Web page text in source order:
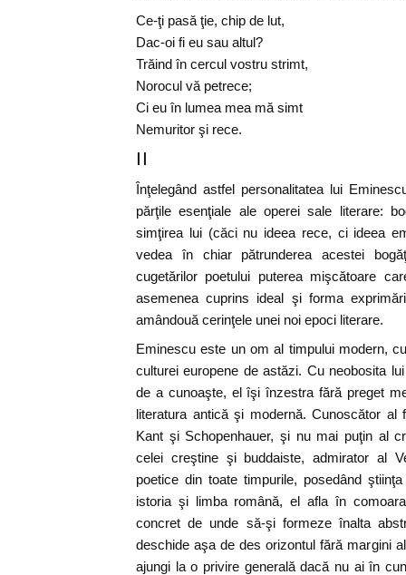
Ce-ţi pasă ţie, chip de lut,
Dac-oi fi eu sau altul?
Trăind în cercul vostru strimt,
Norocul vă petrece;
Ci eu în lumea mea mă simt
Nemuritor şi rece.
II
Înţelegând astfel personalitatea lui
părţile esenţiale ale operei sale literare:
simţirea lui (căci nu ideea rece, ci ideea
vedea în chiar pătrunderea acestei
cugetărilor poetului puterea mişcătoare
asemenea cuprins ideal şi forma
amândouă cerinţele unei noi epoci literare.
Eminescu este un om al timpului modern,
culturei europene de astăzi. Cu neobosita
de a cunoaşte, el îşi înzestra fără preget
literatura antică şi modernă. Cunoscător
Kant şi Schopenhauer, şi nu mai puţin al
celei creştine şi buddaiste, admirator al
poetice din toate timpurile, posedând
istoria şi limba română, el afla în
concret de unde să-şi formeze înalta
deschide aşa de des orizontul fără margini
ajungi la o privire generală dacă nu ai în